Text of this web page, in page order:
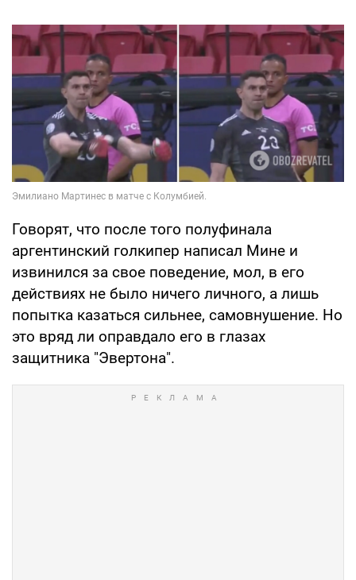
Говорят, что после того полуфинала
аргентинский голкипер написал Мине и
извинился за свое поведение, мол, в его
действиях не было ничего личного, а лишь
попытка казаться сильнее, самовнушение. Но
это вряд ли оправдало его в глазах
защитника "Эвертона".